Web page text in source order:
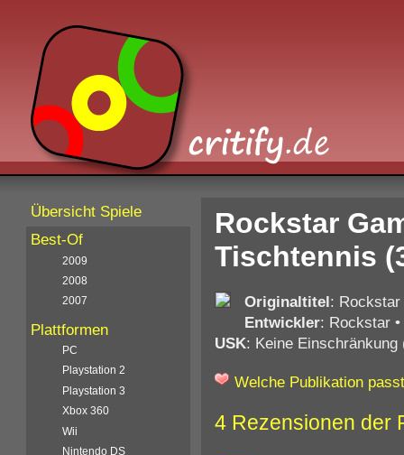
Rockstar
Tischtennis
Originaltitel: Rockstar
Entwickler: Rockstar•
USK: Keine Einschränkung
Welche Publikation
4 Rezensionen der
Übersicht Spiele
Best-Of
2009
2008
2007
Plattformen
PC
Playstation 2
Playstation 3
Xbox 360
Wii
Nintendo DS